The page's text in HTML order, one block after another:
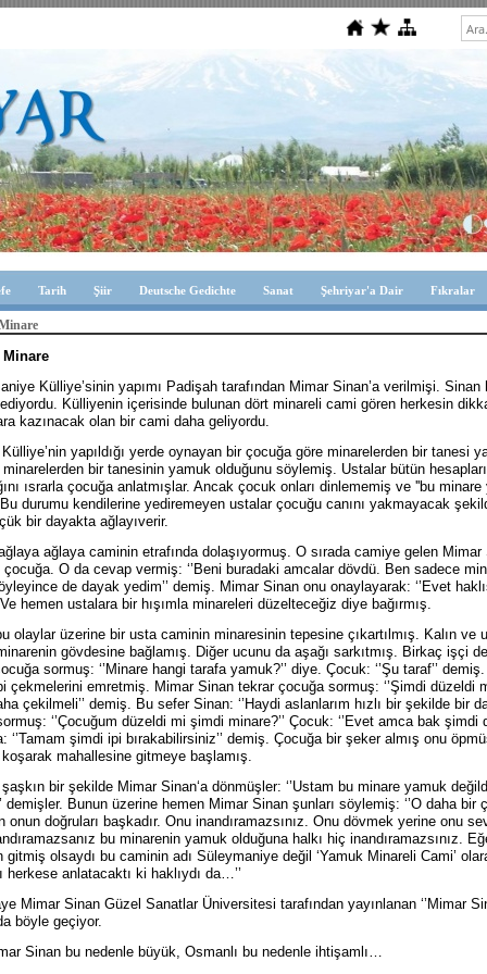
Tarih Şiir Deutsche Gedichte Sanat Şehriyar'a Dair Fıkralar
Minare
Külliye’sinin yapımı Padişah tarafından Mimar Sinan’a verilmişi.
Külliyenin içerisinde bulunan dört minareli cami gören herkesin
kazınacak olan bir cami daha geliyordu.
yapıldığı yerde oynayan bir çocuğa göre minarelerden bir tanesi
bir tanesinin yamuk olduğunu söylemiş. Ustalar bütün
ısrarla çocuğa anlatmışlar. Ancak çocuk onları dinlememiş ve ''bu
durumu kendilerine yediremeyen ustalar çocuğu canını yakmayacak
bir dayakta ağlayıverir.
ağlaya caminin etrafında dolaşıyormuş. O sırada camiye gelen Mimar
O da cevap vermiş: ‘’Beni buradaki amcalar dövdü. Ben sadece
de dayak yedim’’ demiş. Mimar Sinan onu onaylayarak: ‘’Evet
hemen ustalara bir hışımla minareleri düzelteceğiz diye bağırmış.
olaylar üzerine bir usta caminin minaresinin tepesine çıkartılmış. Kalın ve
gövdesine bağlamış. Diğer ucunu da aşağı sarkıtmış. Birkaç işçi
sormuş: ‘’Minare hangi tarafa yamuk?’’ diye. Çocuk: ‘’Şu taraf’’
çekmelerini emretmiş. Mimar Sinan tekrar çocuğa sormuş: ‘’Şimdi düzeldi
çekilmeli’’ demiş. Bu sefer Sinan: ‘’Haydi aslanlarım hızlı bir şekilde bir
‘’Çocuğum düzeldi mi şimdi minare?’’ Çocuk: ‘’Evet amca bak
‘’Tamam şimdi ipi bırakabilirsiniz’’ demiş. Çocuğa bir şeker almış onu
mahallesine gitmeye başlamış.
bir şekilde Mimar Sinan‘a dönmüşler: ‘’Ustam bu minare yamuk
demişler. Bunun üzerine hemen Mimar Sinan şunları söylemiş: ‘’O daha
onun doğruları başkadır. Onu inandıramazsınız. Onu dövmek yerine onu
bu minarenin yamuk olduğuna halkı hiç inandıramazsınız.
gitmiş olsaydı bu caminin adı Süleymaniye değil ‘Yamuk Minareli Cami’
herkese anlatacaktı ki haklıydı da…’’
Mimar Sinan Güzel Sanatlar Üniversitesi tarafından yayınlanan ‘’Mimar
böyle geçiyor.
Sinan bu nedenle büyük, Osmanlı bu nedenle ihtişamlı…